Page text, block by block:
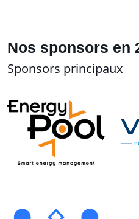
Nos sponsors en
Sponsors principaux